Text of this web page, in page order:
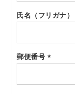
氏名（フリガナ）
郵便番号
須)